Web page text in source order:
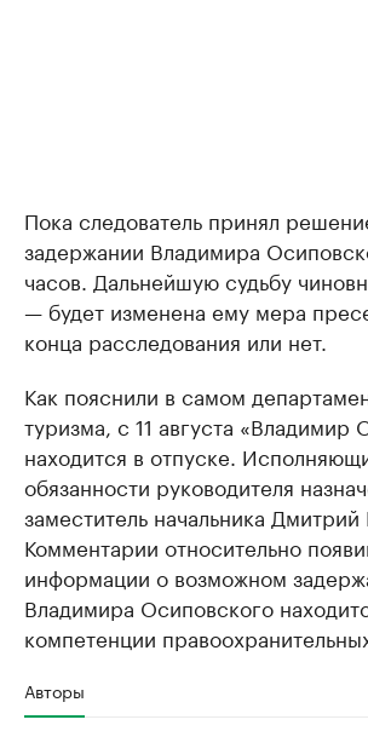
Пока следователь принял
задержании Владимира
часов. Дальнейшую судьбу
— будет изменена ему мера
конца расследования или нет.
Как пояснили в самом
туризма, с 11 августа «Владимир
находится в отпуске.
обязанности руководителя
заместитель начальника Дмитрий
Комментарии относительно
информации о возможном
Владимира Осиповского
компетенции
Авторы